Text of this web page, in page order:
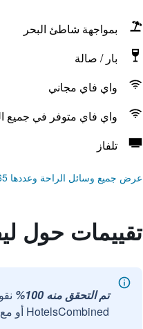
بمواجهة شاطئ البحر
بار / صالة
واي فاي مجاني
واي فاي متوفر في جميع
تلفاز
عرض جميع وسائل الراحة وعددها 65
تقييمات حول
تم التحقق منه 100%
HotelsCombined أو مع شركائنا الخارجيين الموثوقين.